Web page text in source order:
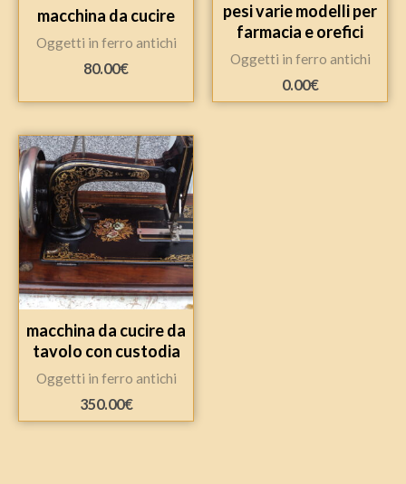
macchina da cucire
Oggetti in ferro antichi
80.00€
pesi varie modelli per
farmacia e orefici
Oggetti in ferro antichi
0.00€
macchina da cucire da
tavolo con custodia
Oggetti in ferro antichi
350.00€